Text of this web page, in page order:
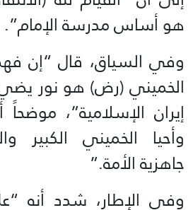
هو أساس مدرسة الإمام”.
وفي السياق، قال “إن
الخميني (رض) هو نور
إيران الإسلامية”،
وأحيا الخميني الكبير
جاهزية الأمة.”
وفي الإطار، شدد أنه